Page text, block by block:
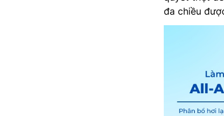
đa chiều